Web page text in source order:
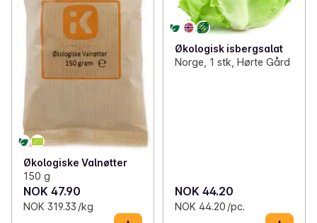
Økologiske Valnøtter
150 g
NOK 47.90
NOK 319.33 /kg
Økologisk isbergsalat
Norge, 1 stk, Hørte Gård
NOK 44.20
NOK 44.20 /pc.